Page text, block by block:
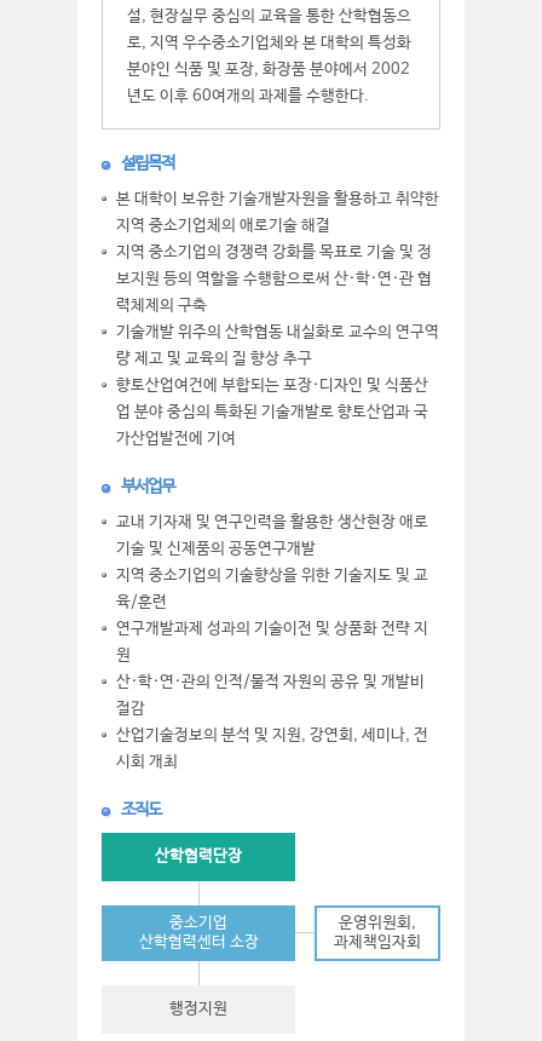
설, 현장실무 중심의 교육을 통한 산학협동으
로, 지역 우수중소기업체와 본 대학의 특성화
분야인 식품 및 포장, 화장품 분야에서 2002
년도 이후 60여개의 과제를 수행한다.
설립목적
본 대학이 보유한 기술개발자원을 활용하고 취약한
지역 중소기업체의 애로기술 해결
지역 중소기업의 경쟁력 강화를 목표로 기술 및 정
보지원 등의 역할을 수행함으로써 산·학·연·관 협
력체제의 구축
기술개발 위주의 산학협동 내실화로 교수의 연구역
량 제고 및 교육의 질 향상 추구
향토산업여건에 부합되는 포장·디자인 및 식품산
업 분야 중심의 특화된 기술개발로 향토산업과 국
가산업발전에 기여
부서업무
교내 기자재 및 연구인력을 활용한 생산현장 애로
기술 및 신제품의 공동연구개발
지역 중소기업의 기술향상을 위한 기술지도 및 교
육/훈련
연구개발과제 성과의 기술이전 및 상품화 전략 지
원
산·학·연·관의 인적/물적 자원의 공유 및 개발비
절감
산업기술정보의 분석 및 지원, 강연회, 세미나, 전
시회 개최
조직도
산학협력단장
중소기업
산학협력센터 소장
운영위원회,
과제책임자회
행정지원